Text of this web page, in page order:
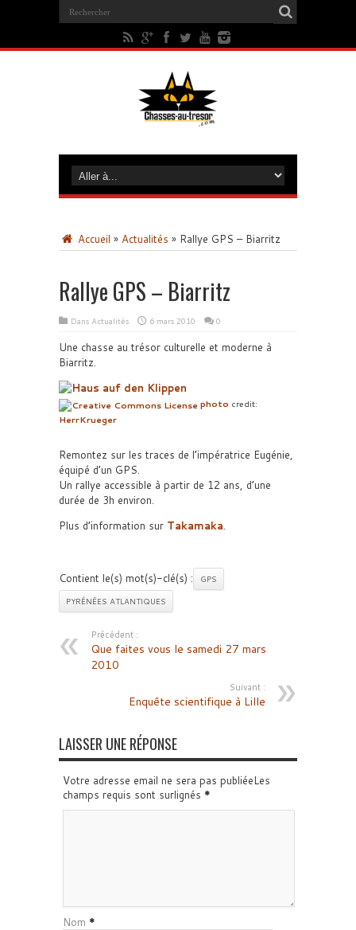
Accueil » Actualités » Rallye GPS – Biarritz
Rallye GPS – Biarritz
Dans Actualités 6 mars 2010 0
Une chasse au trésor culturelle et moderne à
Biarritz.
photo credit:
HerrKrueger
Remontez sur les traces de l’impératrice Eugénie,
équipé d’un GPS.
Un rallye accessible à partir de 12 ans, d’une
durée de 3h environ.
Plus d’information sur Takamaka
Contient le(s) mot(s)-clé(s) :
GPS
PYRÉNÉES ATLANTIQUES
Précédent :
Que faites vous le samedi 27 mars
2010
Suivant :
Enquête scientifique à Lille
LAISSER UNE RÉPONSE
Votre adresse email ne sera pas publiéeLes
champs requis sont surlignés *
Nom *